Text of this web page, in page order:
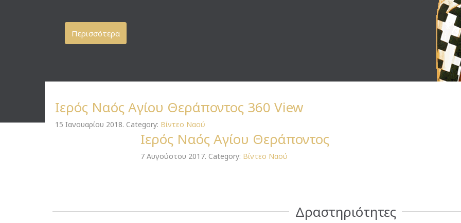
Περισσότερα
Ιερός Ναός Αγίου Θεράποντος 360 View
15 Ιανουαρίου 2018. Category: Βίντεο Ναού
Ιερός Ναός Αγίου Θεράποντος
7 Αυγούστου 2017. Category: Βίντεο Ναού
Δραστηριότητες